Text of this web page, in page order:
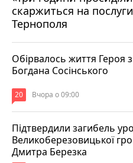
скаржиться на
Тернополя
Обірвалось життя Героя
Богдана Сосінського
20 Вчора о 09:00
Підтвердили загибель
Великоберезовицької
Дмитра Березка